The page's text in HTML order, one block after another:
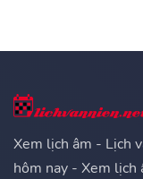
Xem lịch âm - Lịch
hôm nay - Xem lịch